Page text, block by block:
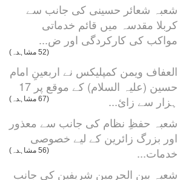
شعبہ شعائر حسینی کی جانب سے
کربلا مقدسہ میں قائم خدماتی
مواکب کی کارکردگی اور ض...
(52 مشاہدہ)
العفاف ویمن کمپلیکس نے اربعینِ امام
حسین (علیہ السلام) کے موقع پر 17
ہزار سے زائ...
(67 مشاہدہ)
شعبہ حفظِ نظام کی جانب سے معذور
اور بزرگ زائرین کے لیے خصوصی
خدمات...
(56 مشاہدہ)
شعبہ بین الحرمین شریفین کی جانب